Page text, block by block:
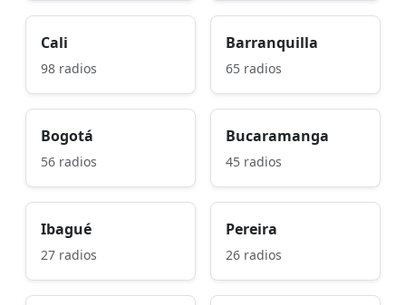
Cali
98 radios
Barranquilla
65 radios
Bogotá
56 radios
Bucaramanga
45 radios
Ibagué
27 radios
Pereira
26 radios